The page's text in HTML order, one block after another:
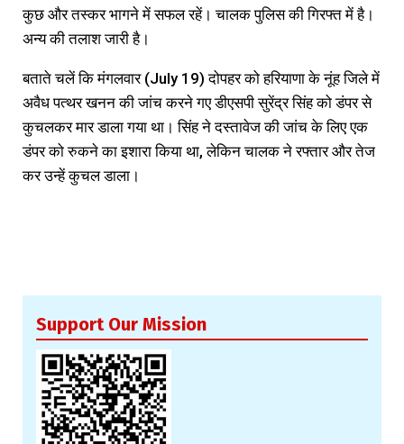
कुछ और तस्कर भागने में सफल रहें। चालक पुलिस की गिरफ्त में है।
अन्य की तलाश जारी है।
बताते चलें कि मंगलवार (July 19) दोपहर को हरियाणा के नूंह जिले में
अवैध पत्थर खनन की जांच करने गए डीएसपी सुरेंद्र सिंह को डंपर से
कुचलकर मार डाला गया था। सिंह ने दस्तावेज की जांच के लिए एक
डंपर को रुकने का इशारा किया था, लेकिन चालक ने रफ्तार और तेज
कर उन्हें कुचल डाला।
Support Our Mission